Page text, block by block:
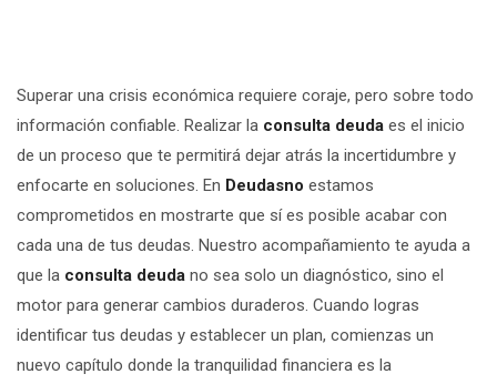
Superar una crisis económica requiere coraje, pero sobre todo
información confiable. Realizar la consulta deuda es el inicio
de un proceso que te permitirá dejar atrás la incertidumbre y
enfocarte en soluciones. En Deudasno estamos
comprometidos en mostrarte que sí es posible acabar con
cada una de tus deudas. Nuestro acompañamiento te ayuda a
que la consulta deuda no sea solo un diagnóstico, sino el
motor para generar cambios duraderos. Cuando logras
identificar tus deudas y establecer un plan, comienzas un
nuevo capítulo donde la tranquilidad financiera es la